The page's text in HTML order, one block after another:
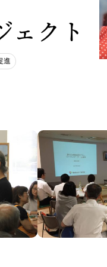
ェクト
進